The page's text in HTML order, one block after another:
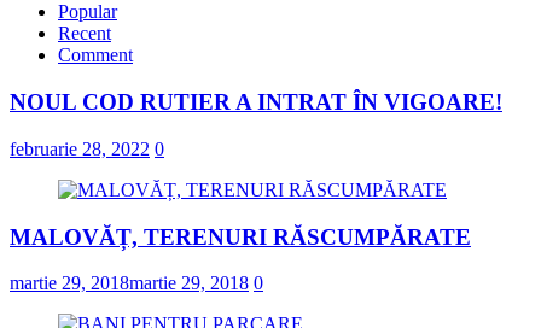
Popular
Recent
Comment
NOUL COD RUTIER A INTRAT ÎN VIGOARE!
februarie 28, 2022 0
MALOVĂȚ, TERENURI RĂSCUMPĂRATE
martie 29, 2018martie 29, 2018 0